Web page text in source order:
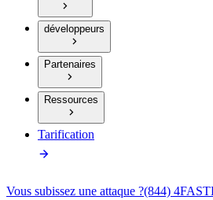
développeurs
Partenaires
Ressources
Tarification
Vous subissez une attaque ?(844)